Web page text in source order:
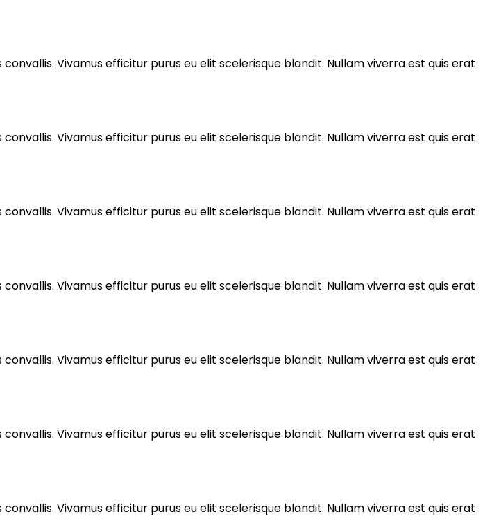
Vivamus efficitur purus eu elit scelerisque blandit. Nullam viverra est quis erat
Vivamus efficitur purus eu elit scelerisque blandit. Nullam viverra est quis erat
Vivamus efficitur purus eu elit scelerisque blandit. Nullam viverra est quis erat
Vivamus efficitur purus eu elit scelerisque blandit. Nullam viverra est quis erat
Vivamus efficitur purus eu elit scelerisque blandit. Nullam viverra est quis erat
Vivamus efficitur purus eu elit scelerisque blandit. Nullam viverra est quis erat
Vivamus efficitur purus eu elit scelerisque blandit. Nullam viverra est quis erat